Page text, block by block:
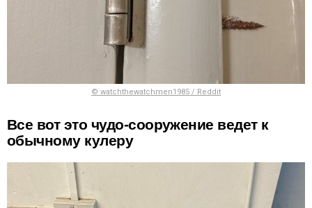
© watchthewatchmen1985 / Reddit
Все вот это чудо-сооружение ведет к
обычному кулеру